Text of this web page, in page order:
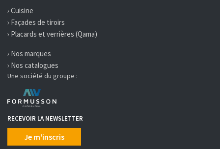
› Cuisine
› Façades de tiroirs
› Placards et verrières (Qama)
› Nos marques
› Nos catalogues
Une société du groupe :
RECEVOIR LA NEWSLETTER
Je m'inscris